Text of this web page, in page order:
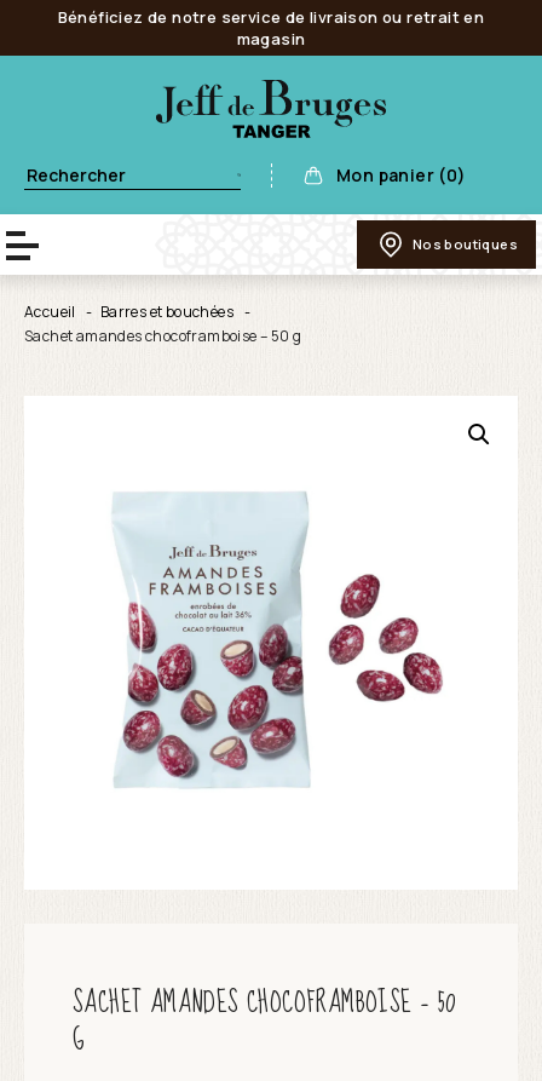
Bénéficiez de notre service de livraison ou retrait en
magasin
Mon panier (0)
Nos boutiques
Accueil
Barres et bouchées
Sachet amandes chocoframboise – 50 g
SACHET AMANDES CHOCOFRAMBOISE – 50
G